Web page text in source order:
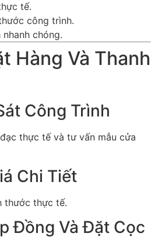
tế.
công trình.
chóng.
Hàng Và Thanh
Công Trình
thực tế và tư vấn mẫu cửa
Chi Tiết
thước thực tế.
Đồng Và Đặt Cọc